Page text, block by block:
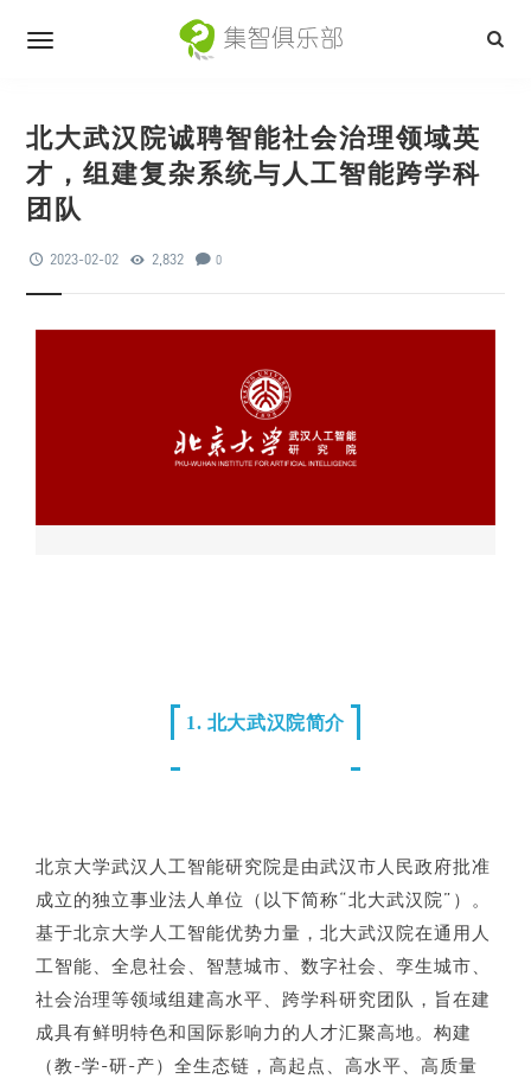
北大武汉院诚聘智能社会治理领域英
才，组建复杂系统与人工智能跨学科
团队
2023-02-02 2,832 0
1. 北大武汉院简介
北京大学武汉人工智能研究院是由武汉市人民政府批准
成立的独立事业法人单位（以下简称“北大武汉院”）。
基于北京大学人工智能优势力量，北大武汉院在通用人
工智能、全息社会、智慧城市、数字社会、孪生城市、
社会治理等领域组建高水平、跨学科研究团队，旨在建
成具有鲜明特色和国际影响力的人才汇聚高地。构建
（教-学-研-产）全生态链，高起点、高水平、高质量